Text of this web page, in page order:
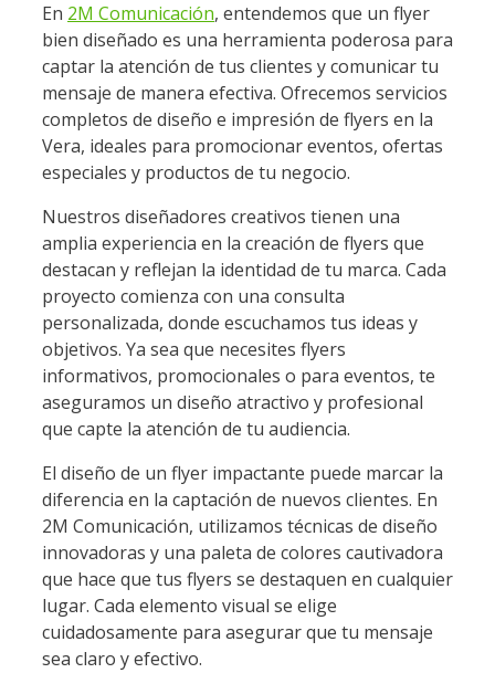
En 2M Comunicación, entendemos que un flyer
bien diseñado es una herramienta poderosa para
captar la atención de tus clientes y comunicar tu
mensaje de manera efectiva. Ofrecemos servicios
completos de diseño e impresión de flyers en la
Vera, ideales para promocionar eventos, ofertas
especiales y productos de tu negocio.
Nuestros diseñadores creativos tienen una
amplia experiencia en la creación de flyers que
destacan y reflejan la identidad de tu marca. Cada
proyecto comienza con una consulta
personalizada, donde escuchamos tus ideas y
objetivos. Ya sea que necesites flyers
informativos, promocionales o para eventos, te
aseguramos un diseño atractivo y profesional
que capte la atención de tu audiencia.
El diseño de un flyer impactante puede marcar la
diferencia en la captación de nuevos clientes. En
2M Comunicación, utilizamos técnicas de diseño
innovadoras y una paleta de colores cautivadora
que hace que tus flyers se destaquen en cualquier
lugar. Cada elemento visual se elige
cuidadosamente para asegurar que tu mensaje
sea claro y efectivo.